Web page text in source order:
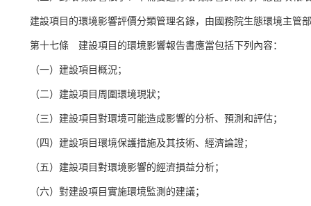
建設項目的環境影響評價分類管理名錄，由國務院生態環境主管
第十七條 建設項目的環境影響報告書應當包括下列內容：
（一）建設項目概況；
（二）建設項目周圍環境現狀；
（三）建設項目對環境可能造成影響的分析、預測和評估；
（四）建設項目環境保護措施及其技術、經濟論證；
（五）建設項目對環境影響的經濟損益分析；
（六）對建設項目實施環境監測的建議；